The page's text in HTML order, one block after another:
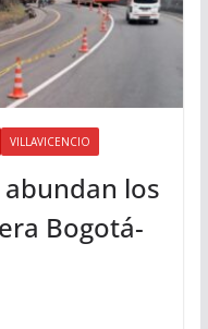
VILLAVICENCIO
abundan los
Bogotá-